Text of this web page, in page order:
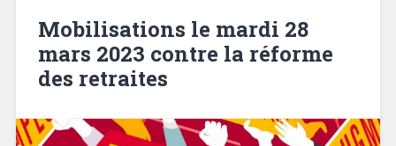
Mobilisations le mardi 28
mars 2023 contre la réforme
des retraites